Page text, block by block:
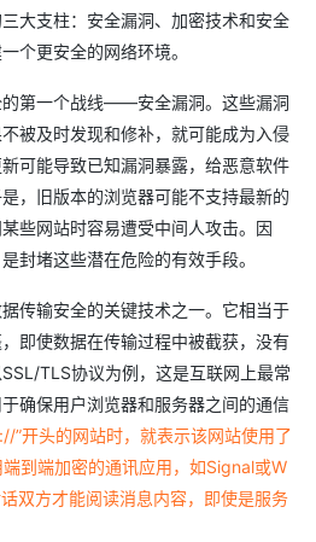
大支柱：安全漏洞、加密技术和安全
个更安全的网络环境。
的第一个战线——安全漏洞。这些漏洞
被及时发现和修补，就可能成为入侵
可能导致已知漏洞暴露，给恶意软件
，旧版本的浏览器可能不支持最新的
些网站时容易遭受中间人攻击。因
封堵这些潜在危险的有效手段。
传输安全的关键技术之一。它相当于
即使数据在传输过程中被截获，没有
TLS协议为例，这是互联网上最常
确保用户浏览器和服务器之间的通信
”开头的网站时，就表示该网站使用了
到端加密的通讯应用，如Signal或W
双方才能阅读消息内容，即使是服务